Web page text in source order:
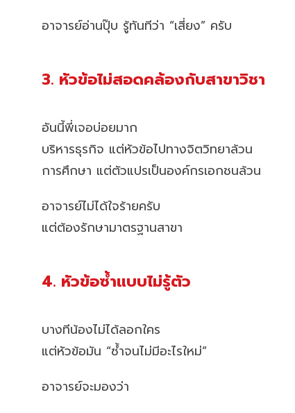
อาจารย์อ่านปุ๊บ รู้ทันทีว่า “เสี่ยง” ครับ
3. หัวข้อไม่สอดคล้องกับสาขาวิชา
อันนี้พี่เจอบ่อยมาก
บริหารธุรกิจ แต่หัวข้อไปทางจิตวิทยาล้วน
การศึกษา แต่ตัวแปรเป็นองค์กรเอกชนล้วน
อาจารย์ไม่ได้ใจร้ายครับ
แต่ต้องรักษามาตรฐานสาขา
4. หัวข้อซ้ำแบบไม่รู้ตัว
บางทีน้องไม่ได้ลอกใคร
แต่หัวข้อมัน “ซ้ำจนไม่มีอะไรใหม่”
อาจารย์จะมองว่า